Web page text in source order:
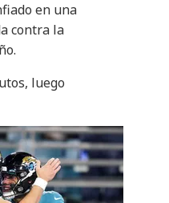
en una
contra la
luego